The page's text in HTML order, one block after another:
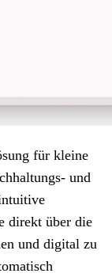
für kleine
und
direkt über die
und digital zu